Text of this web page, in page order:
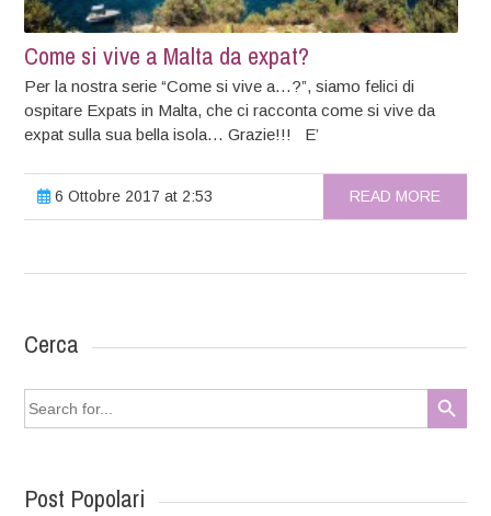
Come si vive a Malta da expat?
Per la nostra serie “Come si vive a…?”, siamo felici di
ospitare Expats in Malta, che ci racconta come si vive da
expat sulla sua bella isola… Grazie!!! E’
6 Ottobre 2017 at 2:53 READ MORE
Cerca
Search
for:
Search Button
Post Popolari